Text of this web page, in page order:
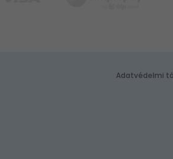
Adatvédelmi